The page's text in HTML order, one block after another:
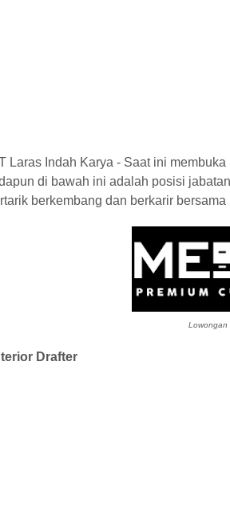
Laras Indah Karya - Saat ini
di bawah ini adalah posisi
berkembang dan berkarir
Lowongan
Drafter